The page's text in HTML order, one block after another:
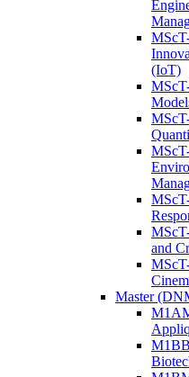
(IoT)
and
Master